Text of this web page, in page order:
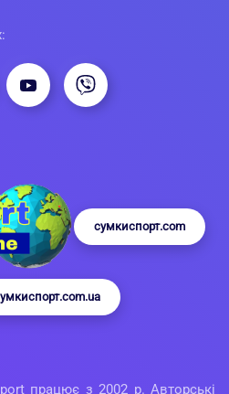
сумкиспорт.com
працює з 2002 р. Авторські